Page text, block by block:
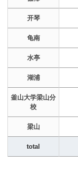
total
开琴
龟南
水亭
湖浦
釜山大学梁山分
校
梁山